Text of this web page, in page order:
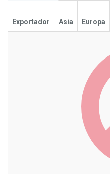
Exportador Asia Europa